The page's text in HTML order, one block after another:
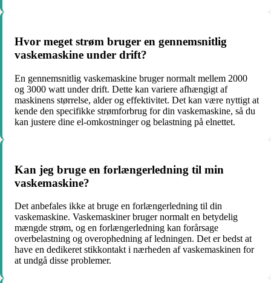
Hvor meget strøm bruger en gennemsnitlig
vaskemaskine under drift?
En gennemsnitlig vaskemaskine bruger normalt mellem 2000
og 3000 watt under drift. Dette kan variere afhængigt af
maskinens størrelse, alder og effektivitet. Det kan være nyttigt at
kende den specifikke strømforbrug for din vaskemaskine, så du
kan justere dine el-omkostninger og belastning på elnettet.
Kan jeg bruge en forlængerledning til min
vaskemaskine?
Det anbefales ikke at bruge en forlængerledning til din
vaskemaskine. Vaskemaskiner bruger normalt en betydelig
mængde strøm, og en forlængerledning kan forårsage
overbelastning og overophedning af ledningen. Det er bedst at
have en dedikeret stikkontakt i nærheden af vaskemaskinen for
at undgå disse problemer.